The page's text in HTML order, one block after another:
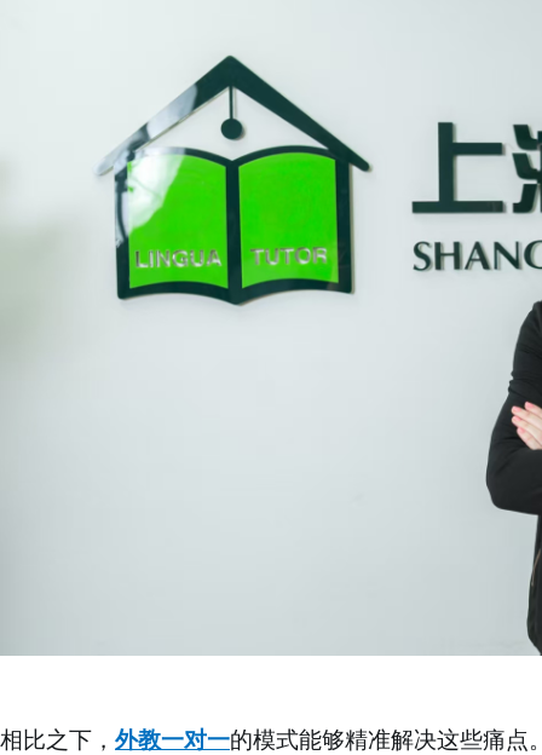
相比之下， 外教一对一的模式能够精准解决这些痛点